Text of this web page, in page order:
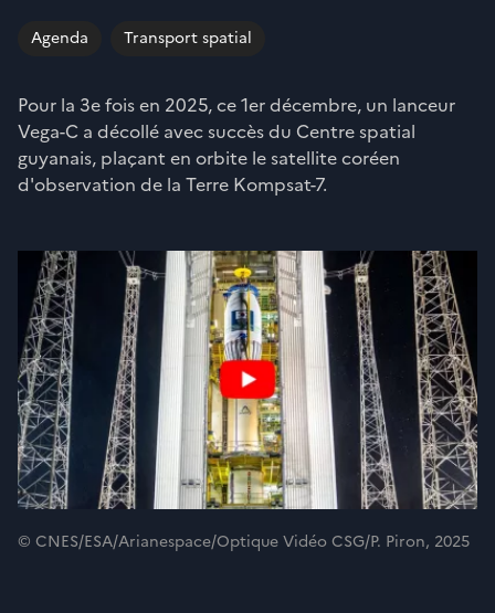
Agenda Transport spatial
Pour la 3e fois en 2025, ce 1er décembre, un lanceur
Vega-C a décollé avec succès du Centre spatial
guyanais, plaçant en orbite le satellite coréen
d'observation de la Terre Kompsat-7.
© CNES/ESA/Arianespace/Optique Vidéo CSG/P. Piron, 2025